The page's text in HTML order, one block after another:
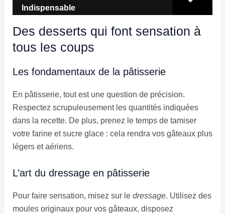
Indispensable
Des desserts qui font sensation à
tous les coups
Les fondamentaux de la pâtisserie
En pâtisserie, tout est une question de précision.
Respectez scrupuleusement les quantités indiquées
dans la recette. De plus, prenez le temps de tamiser
votre farine et sucre glace : cela rendra vos gâteaux plus
légers et aériens.
L’art du dressage en pâtisserie
Pour faire sensation, misez sur le dressage. Utilisez des
moules originaux pour vos gâteaux, disposez